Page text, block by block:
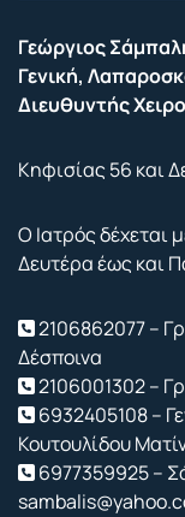
Γεώργιος
Γενική,
Διευθυντής
Κηφισίας 56 και
Ο Ιατρός δέχεται
Δευτέρα έως και
2106862077 –
Δέσποινα
2106001302 –
6932405108 –
Κουτουλίδου
6977359925 –